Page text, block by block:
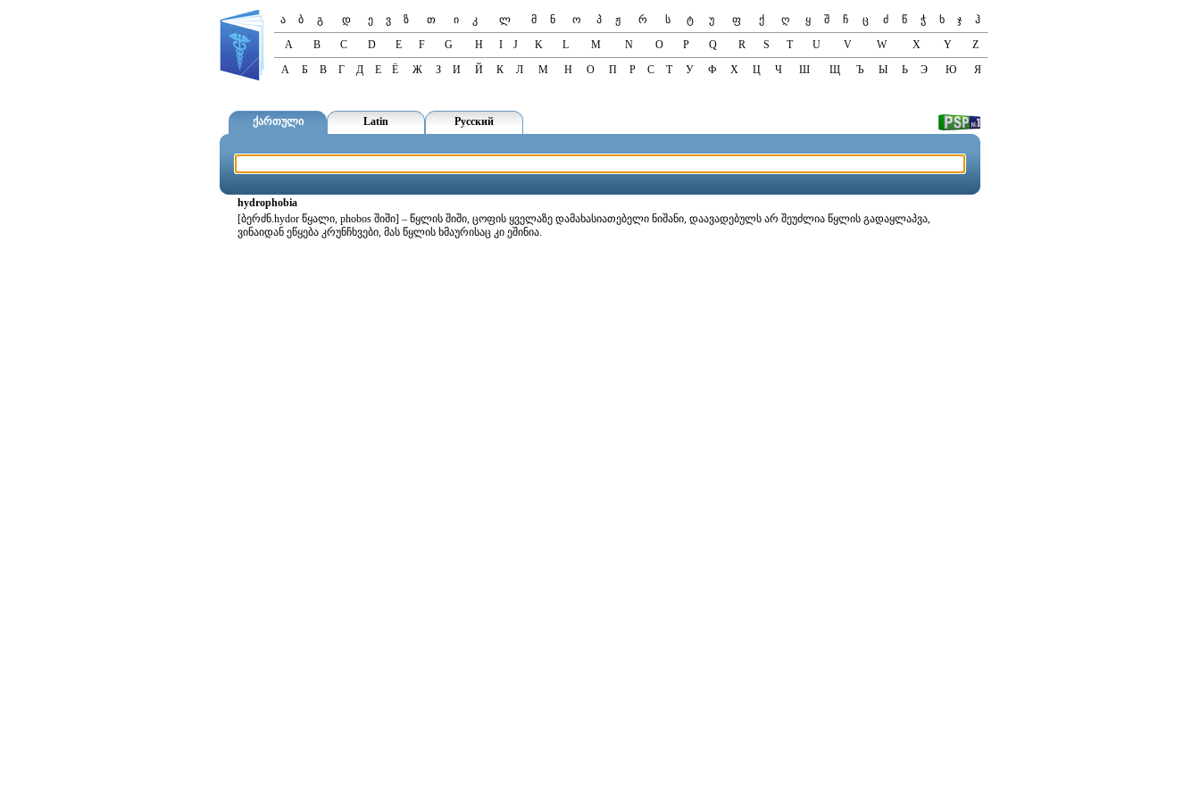
ა ბ გ დ ე ვ ზ თ ი კ ლ მ ნ ო პ ჟ რ ს ტ უ ფ ქ ღ ყ შ ჩ ც ძ წ ჭ ხ ჯ
ჰ
A
B C D E F G H I J K L M N O P Q R S T U V W X Y
Z
А
Б В Г Д Е Ё Ж З И Й К Л М Н О П Р С Т У Ф Х Ц Ч Ш Щ Ъ Ы Ь Э Ю Я
ქართული Latin Русский
hydrophobia
[ბერძნ.hydor წყალი, phobos შიში] – წყლის შიში, ცოფის ყველაზე დამახასიათებელი ნიშანი, დაავადებულს არ შეუძლია წყლის გადაყლაპვა,
ვინაიდან ეწყება კრუნჩხვები, მას წყლის ხმაურისაც კი ეშინია.